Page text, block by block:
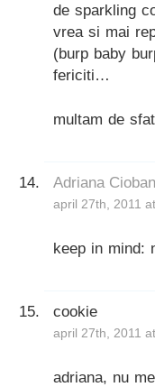
de sparkling
vrea si mai
(burp baby
fericiti…
multam de
Adriana
april 27th, 2011
keep in mind:
cookie
april 27th, 2011
adriana, nu